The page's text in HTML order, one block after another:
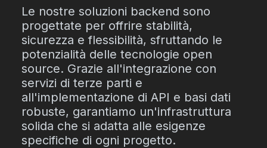
Le nostre soluzioni backend sono
progettate per offrire stabilità,
sicurezza e flessibilità, sfruttando le
potenzialità delle tecnologie open
source. Grazie all'integrazione con
servizi di terze parti e
all'implementazione di API e basi dati
robuste, garantiamo un'infrastruttura
solida che si adatta alle esigenze
specifiche di ogni progetto.